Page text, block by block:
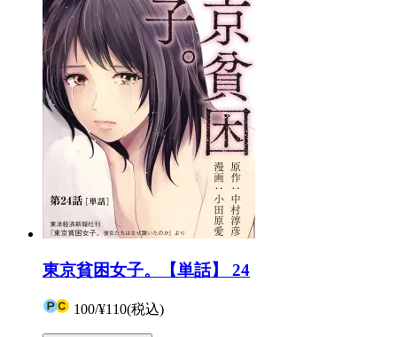
東京貧困女子。【単話】 24
100/¥110(税込)